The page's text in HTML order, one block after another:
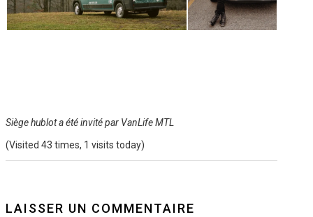
Siège hublot a été invité par VanLife MTL
(Visited 43 times, 1 visits today)
LAISSER UN COMMENTAIRE